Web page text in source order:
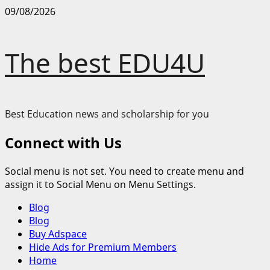
Skip
09/08/2026
The best EDU4U
Best Education news and scholarship for you
Connect with Us
Social menu is not set. You need to create menu and
assign it to Social Menu on Menu Settings.
Primary
Menu
Blog
Blog
Buy Adspace
Hide Ads for Premium Members
Home